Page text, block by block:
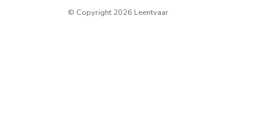
© Copyright 2026 Leentvaar